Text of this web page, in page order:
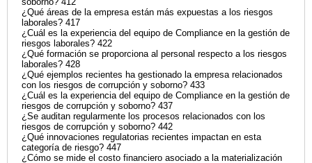
¿Qué áreas de la empresa están más expuestas a los riesgos
laborales? 417
¿Cuál es la experiencia del equipo de Compliance en la gestión de
riesgos laborales? 422
¿Qué formación se proporciona al personal respecto a los riesgos
laborales? 428
¿Qué ejemplos recientes ha gestionado la empresa relacionados
con los riesgos de corrupción y soborno? 433
¿Cuál es la experiencia del equipo de Compliance en la gestión de
riesgos de corrupción y soborno? 437
¿Se auditan regularmente los procesos relacionados con los
riesgos de corrupción y soborno? 442
¿Qué innovaciones regulatorias recientes impactan en esta
categoría de riesgo? 447
¿Cómo se mide el costo financiero asociado a la materialización